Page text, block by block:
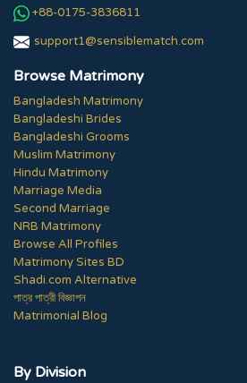
+88-0175-3836811
support1@sensiblematch.com
Browse Matrimony
Bangladesh Matrimony
Bangladeshi Brides
Bangladeshi Grooms
Muslim Matrimony
Hindu Matrimony
Marriage Media
Second Marriage
NRB Matrimony
Browse All Profiles
Matrimony Sites BD
Shadi.com Alternative
পাত্র পাত্রী বিজ্ঞাপন
Matrimonial Blog
By Division